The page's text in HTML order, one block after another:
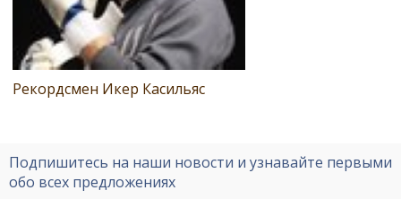
Рекордсмен Икер Касильяс
Подпишитесь на наши новости и узнавайте первыми
обо всех предложениях